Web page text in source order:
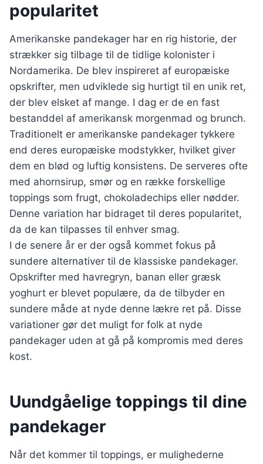
popularitet
Amerikanske pandekager har en rig historie, der
strækker sig tilbage til de tidlige kolonister i
Nordamerika. De blev inspireret af europæiske
opskrifter, men udviklede sig hurtigt til en unik ret,
der blev elsket af mange. I dag er de en fast
bestanddel af amerikansk morgenmad og brunch.
Traditionelt er amerikanske pandekager tykkere
end deres europæiske modstykker, hvilket giver
dem en blød og luftig konsistens. De serveres ofte
med ahornsirup, smør og en række forskellige
toppings som frugt, chokoladechips eller nødder.
Denne variation har bidraget til deres popularitet,
da de kan tilpasses til enhver smag.
I de senere år er der også kommet fokus på
sundere alternativer til de klassiske pandekager.
Opskrifter med havregryn, banan eller græsk
yoghurt er blevet populære, da de tilbyder en
sundere måde at nyde denne lækre ret på. Disse
variationer gør det muligt for folk at nyde
pandekager uden at gå på kompromis med deres
kost.
Uundgåelige toppings til dine
pandekager
Når det kommer til toppings, er mulighederne